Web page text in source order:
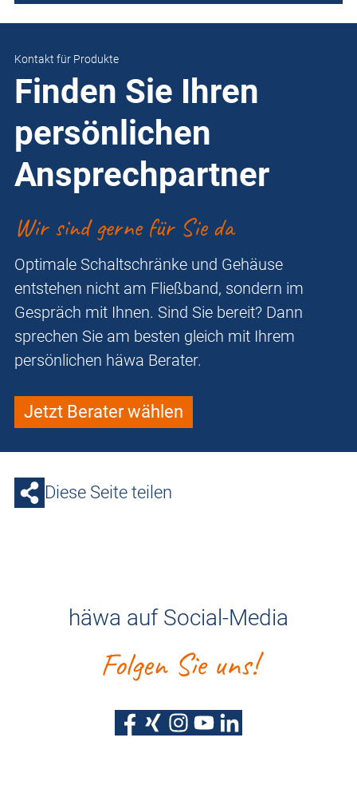
Kontakt für Produkte
Finden Sie Ihren
persönlichen
Ansprechpartner
Wir sind gerne für Sie da
Optimale Schaltschränke und Gehäuse
entstehen nicht am Fließband, sondern im
Gespräch mit Ihnen. Sind Sie bereit? Dann
sprechen Sie am besten gleich mit Ihrem
persönlichen häwa Berater.
Jetzt Berater wählen
Diese Seite teilen
häwa auf Social-Media
Folgen Sie uns!